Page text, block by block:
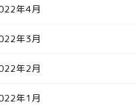
年4月
年3月
年2月
年1月